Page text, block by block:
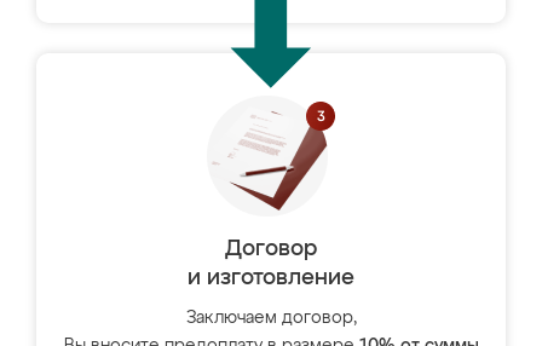
Договор
и изготовление
Заключаем договор,